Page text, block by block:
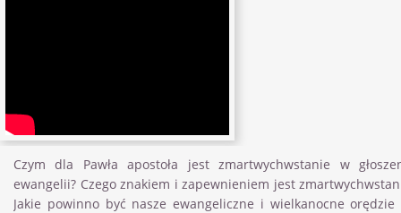
Czym dla Pawła apostoła jest zmartwychwstanie w
ewangelii? Czego znakiem i zapewnieniem jest
Jakie powinno być nasze ewangeliczne i wielkanocne orędzie